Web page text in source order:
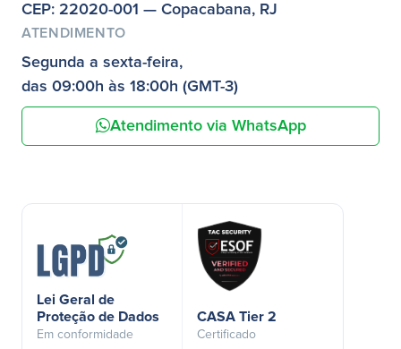
CEP: 22020-001 — Copacabana, RJ
ATENDIMENTO
Segunda a sexta-feira,
das 09:00h às 18:00h (GMT-3)
Atendimento via WhatsApp
Lei Geral de
Proteção de Dados
Em conformidade
CASA Tier 2
Certificado